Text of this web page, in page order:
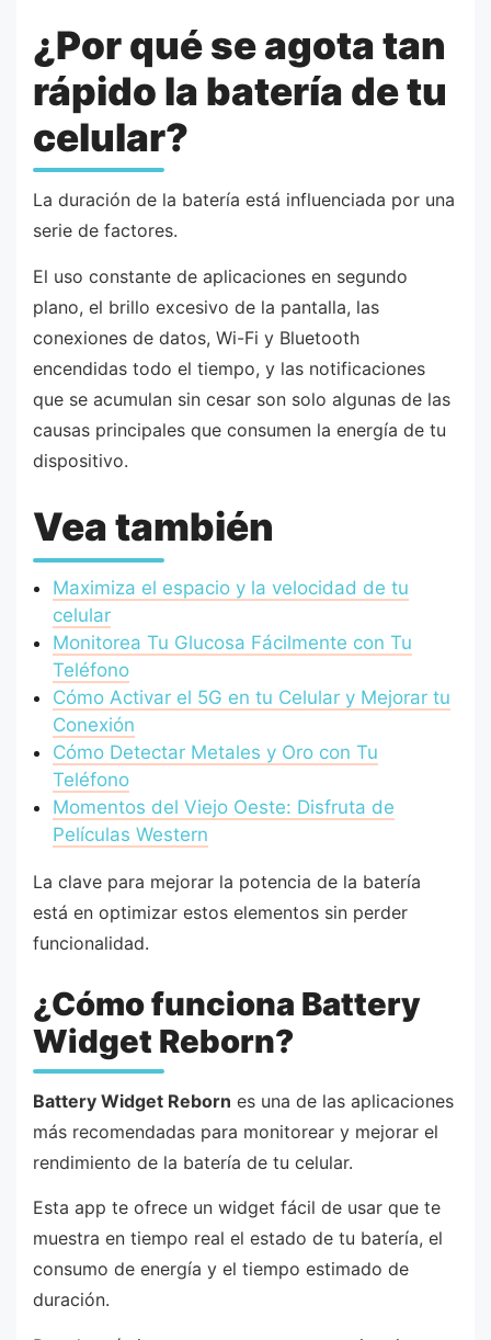
¿Por qué se agota tan
rápido la batería de tu
celular?
La duración de la batería está influenciada por una
serie de factores.
El uso constante de aplicaciones en segundo
plano, el brillo excesivo de la pantalla, las
conexiones de datos, Wi-Fi y Bluetooth
encendidas todo el tiempo, y las notificaciones
que se acumulan sin cesar son solo algunas de las
causas principales que consumen la energía de tu
dispositivo.
Vea también
Maximiza el espacio y la velocidad de tu
celular
Monitorea Tu Glucosa Fácilmente con Tu
Teléfono
Cómo Activar el 5G en tu Celular y Mejorar tu
Conexión
Cómo Detectar Metales y Oro con Tu
Teléfono
Momentos del Viejo Oeste: Disfruta de
Películas Western
La clave para mejorar la potencia de la batería
está en optimizar estos elementos sin perder
funcionalidad.
¿Cómo funciona Battery
Widget Reborn?
Battery Widget Reborn es una de las aplicaciones
más recomendadas para monitorear y mejorar el
rendimiento de la batería de tu celular.
Esta app te ofrece un widget fácil de usar que te
muestra en tiempo real el estado de tu batería, el
consumo de energía y el tiempo estimado de
duración.